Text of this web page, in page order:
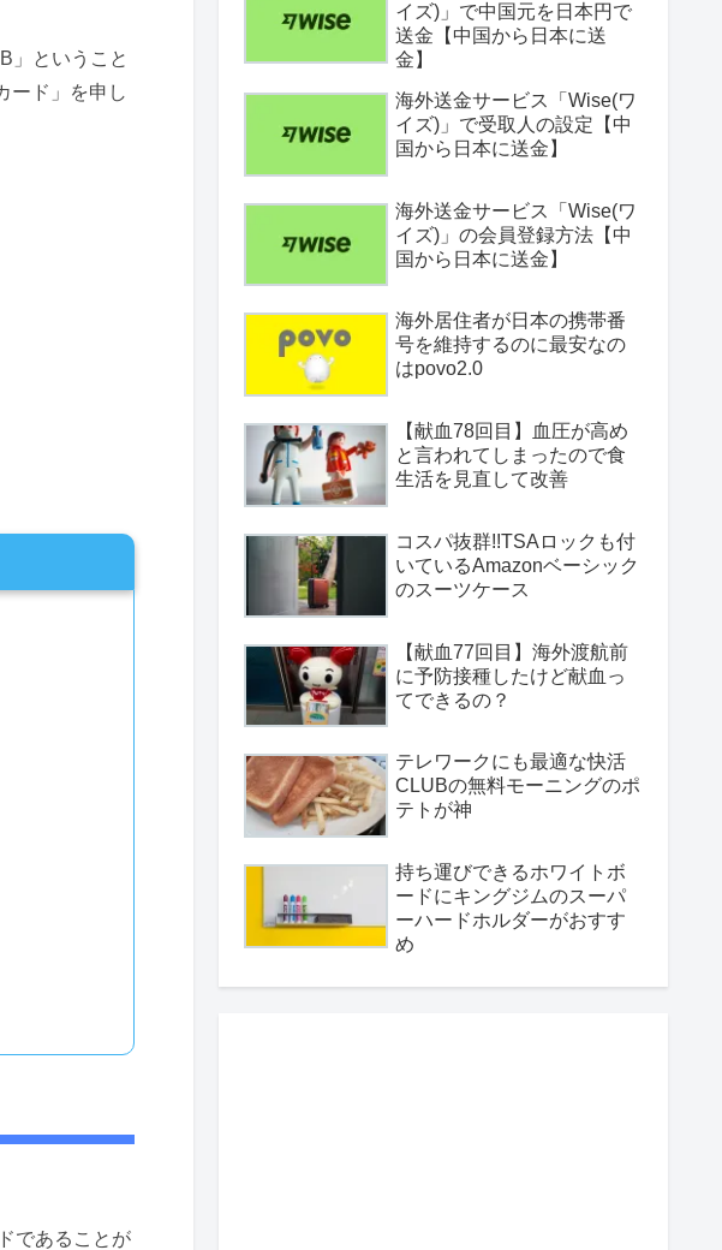
」ということ
ード」を申し
であることが
イズ)」で中国元を日本円で
送金【中国から日本に送
金】
海外送金サービス「Wise(ワ
イズ)」で受取人の設定【中
国から日本に送金】
海外送金サービス「Wise(ワ
イズ)」の会員登録方法【中
国から日本に送金】
海外居住者が日本の携帯番
号を維持するのに最安なの
はpovo2.0
【献血78回目】血圧が高め
と言われてしまったので食
生活を見直して改善
コスパ抜群!!TSAロックも付
いているAmazonベーシック
のスーツケース
【献血77回目】海外渡航前
に予防接種したけど献血っ
てできるの？
テレワークにも最適な快活
CLUBの無料モーニングのポ
テトが神
持ち運びできるホワイトボ
ードにキングジムのスーパ
ーハードホルダーがおすす
め